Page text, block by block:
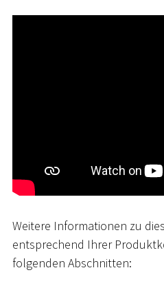
Weitere Informationen zu
entsprechend Ihrer
folgenden Abschnitten: